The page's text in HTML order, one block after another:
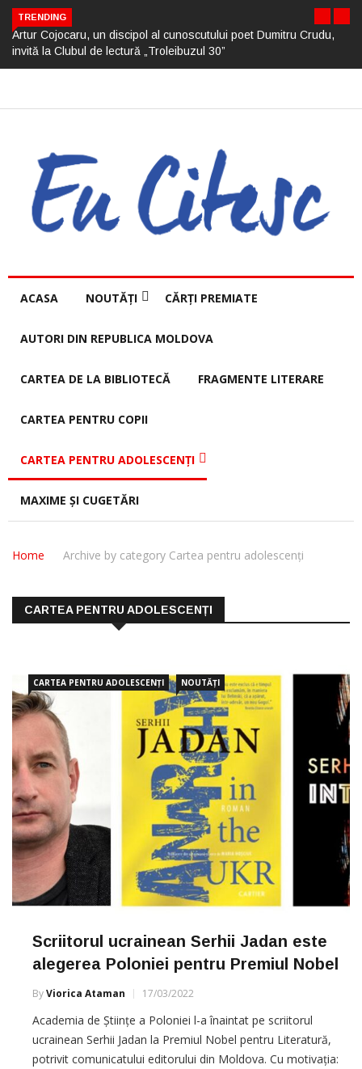
TRENDING
Artur Cojocaru, un discipol al cunoscutului poet Dumitru Crudu,
invită la Clubul de lectură „Troleibuzul 30”
ACASA NOUTĂȚI CĂRȚI PREMIATE
AUTORI DIN REPUBLICA MOLDOVA
CARTEA DE LA BIBLIOTECĂ FRAGMENTE LITERARE
CARTEA PENTRU COPII
CARTEA PENTRU ADOLESCENȚI
MAXIME ȘI CUGETĂRI
Home Archive by category Cartea pentru adolescenți
CARTEA PENTRU ADOLESCENȚI
CARTEA PENTRU ADOLESCENȚI NOUTĂȚI
Scriitorul ucrainean Serhii Jadan este
alegerea Poloniei pentru Premiul Nobel
ByViorica Ataman 17/03/2022
Academia de Științe a Poloniei l-a înaintat pe scriitorul
ucrainean Serhii Jadan la Premiul Nobel pentru Literatură,
potrivit comunicatului editorului din Moldova. Cu motivația: